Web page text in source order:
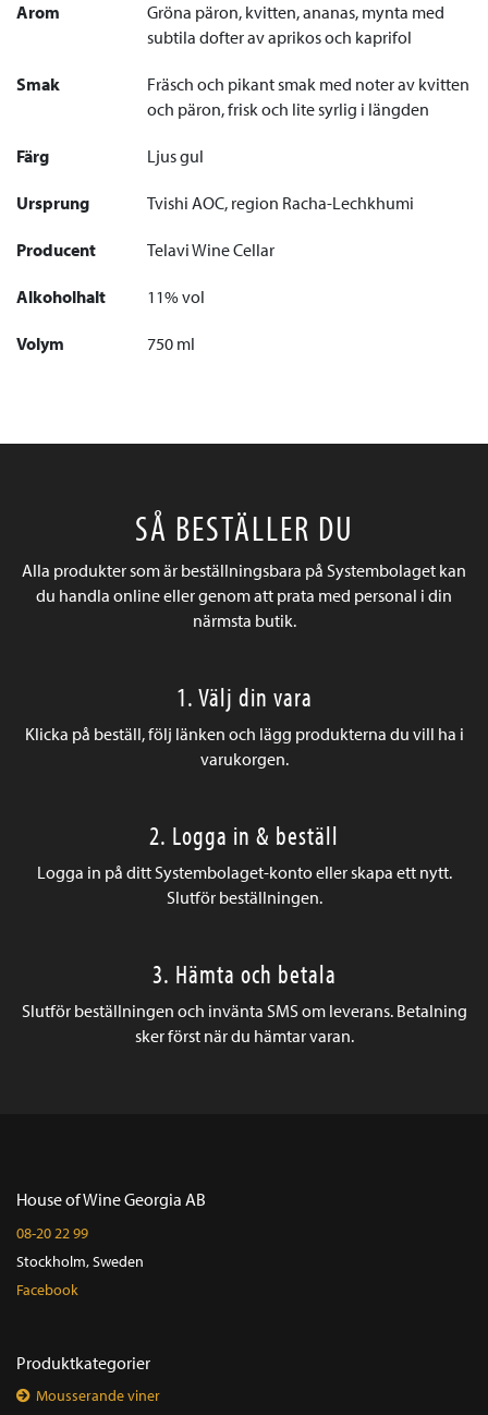
Arom
Gröna päron, kvitten, ananas, mynta med
subtila dofter av aprikos och kaprifol
Smak
Fräsch och pikant smak med noter av kvitten
och päron, frisk och lite syrlig i längden
Färg Ljus gul
Ursprung Tvishi AOC, region Racha-Lechkhumi
Producent Telavi Wine Cellar
Alkoholhalt 11% vol
Volym 750 ml
SÅ BESTÄLLER DU
Alla produkter som är beställningsbara på Systembolaget kan
du handla online eller genom att prata med personal i din
närmsta butik.
1. Välj din vara
Klicka på beställ, följ länken och lägg produkterna du vill ha i
varukorgen.
2. Logga in & beställ
Logga in på ditt Systembolaget-konto eller skapa ett nytt.
Slutför beställningen.
3. Hämta och betala
Slutför beställningen och invänta SMS om leverans. Betalning
sker först när du hämtar varan.
House of Wine Georgia AB
08-20 22 99
Stockholm, Sweden
Facebook
Produktkategorier
Mousserande viner